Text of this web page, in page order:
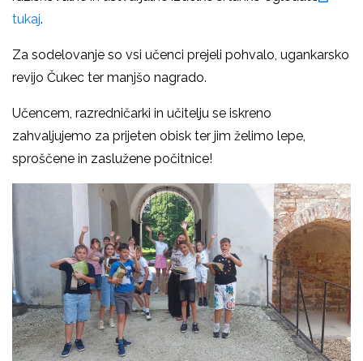
tukaj.
Za sodelovanje so vsi učenci prejeli pohvalo, ugankarsko
revijo Čukec ter manjšo nagrado.
Učencem, razredničarki in učitelju se iskreno
zahvaljujemo za prijeten obisk ter jim želimo lepe,
sproščene in zaslužene počitnice!